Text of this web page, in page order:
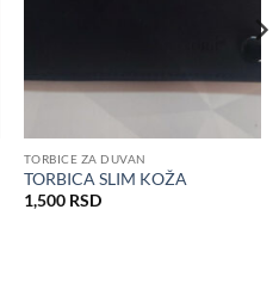
TORBICE ZA DUVAN
TORBICA SLIM KOŽA
1,500 RSD